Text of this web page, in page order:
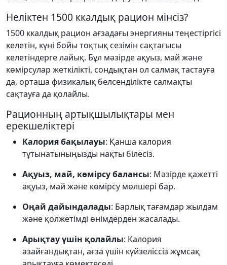
Неліктен 1500 ккалдық рацион мінсіз?
1500 ккалдық рацион ағзадағы энергияны теңестіргісі
келетін, күні бойы тоқтық сезімін сақтағысы
келетіндерге лайық. Бұл мәзірде ақуыз, май және
көмірсулар жеткілікті, сондықтан ол салмақ тастауға
да, орташа физикалық белсенділікте салмақты
сақтауға да қолайлы.
Рационның артықшылықтары мен
ерекшеліктері
Калория бақылауы: Қанша калория
тұтынатыныңызды нақты білесіз.
Ақуыз, май, көмірсу балансы: Мәзірде қажетті
ақуыз, май және көмірсу мөлшері бар.
Оңай дайындалады: Барлық тағамдар жылдам
және қолжетімді өнімдерден жасалады.
Арықтау үшін қолайлы: Калория
азайғандықтан, ағза үшін күйзеліссіз жұмсақ